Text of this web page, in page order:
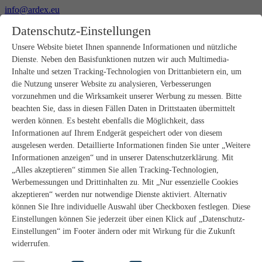
info@ardex.eu
Deutsch
Produkte
Produktübersicht
Rohbau
Estrichverlegung
Untergrundvorbereitung
Bodenspachtelmassen
Abdichtungen
Fliesenkleber
Fugenmörtel
Fugendichtstoffe
Montagekleber
Natursteinverlegung
Bodenbelags- und Parkettklebstoffe
Wandspachtelmassen
Zubehör
PANDOMO®
Datenschutz-Einstellungen
Unsere Website bietet Ihnen spannende Informationen und nützliche
Dienste. Neben den Basisfunktionen nutzen wir auch Multimedia-
Inhalte und setzen Tracking-Technologien von Drittanbietern ein, um
die Nutzung unserer Website zu analysieren, Verbesserungen
vorzunehmen und die Wirksamkeit unserer Werbung zu messen. Bitte
beachten Sie, dass in diesen Fällen Daten in Drittstaaten übermittelt
werden können. Es besteht ebenfalls die Möglichkeit, dass
Informationen auf Ihrem Endgerät gespeichert oder von diesem
ausgelesen werden. Detaillierte Informationen finden Sie unter „Weitere
Informationen anzeigen“ und in unserer Datenschutzerklärung. Mit
„Alles akzeptieren“ stimmen Sie allen Tracking-Technologien,
Werbemessungen und Drittinhalten zu. Mit „Nur essenzielle Cookies
akzeptieren“ werden nur notwendige Dienste aktiviert. Alternativ
können Sie Ihre individuelle Auswahl über Checkboxen festlegen. Diese
Einstellungen können Sie jederzeit über einen Klick auf „Datenschutz-
Einstellungen“ im Footer ändern oder mit Wirkung für die Zukunft
widerrufen.